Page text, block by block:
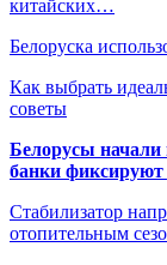
китайских…
Белоруска
Как выбрать
советы
Белорусы начали
банки фиксируют
Стабилизатор
отопительным